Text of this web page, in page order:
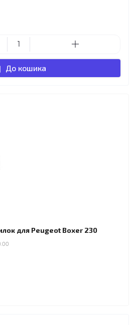
До кошика
для Peugeot Boxer 230